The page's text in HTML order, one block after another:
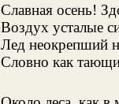
Славная осень!
Воздух усталые
Лед неокрепший
Словно как